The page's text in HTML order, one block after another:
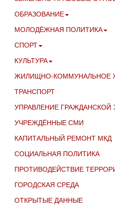
ОБРАЗОВАНИЕ
МОЛОДЁЖНАЯ ПОЛИТИКА
СПОРТ
КУЛЬТУРА
ЖИЛИЩНО-КОММУНАЛЬНОЕ
ТРАНСПОРТ
УПРАВЛЕНИЕ ГРАЖДАНСКОЙ
УЧРЕЖДЁННЫЕ СМИ
КАПИТАЛЬНЫЙ РЕМОНТ МКД
СОЦИАЛЬНАЯ ПОЛИТИКА
ПРОТИВОДЕЙСТВИЕ
ГОРОДСКАЯ СРЕДА
ОТКРЫТЫЕ ДАННЫЕ